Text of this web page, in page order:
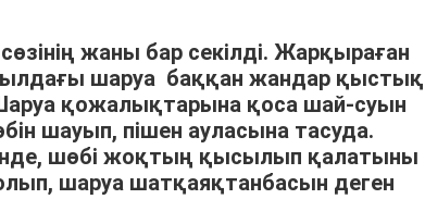
жаны бар секілді. Жарқыраған
шаруа баққан жандар қыстық
қожалықтарына қоса шай-суын
шауып, пішен ауласына тасуда.
шөбі жоқтың қысылып қалатыны
шаруа шатқаяқтанбасын деген